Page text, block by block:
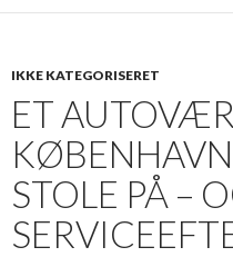
IKKE KATEGORISERET
ET
STOLE PÅ –